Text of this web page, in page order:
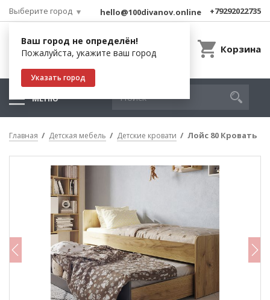
Выберите город
Ваш город не определён!
Пожалуйста, укажите ваш город
Указать город
hello@100divanov.online +79292022735
Корзина
МЕНЮ
Главная Детская мебель Детские кровати Лойс 80 Кровать